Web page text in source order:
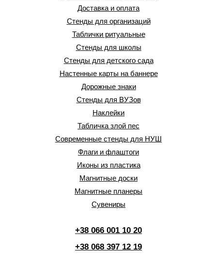
Доставка и оплата
Стенды для организаций
Таблички ритуальные
Стенды для школы
Стенды для детского сада
Настенные карты на баннере
Дорожные знаки
Стенды для ВУЗов
Наклейки
Табличка злой пес
Современные стенды для НУШ
Флаги и флаштоги
Иконы из пластика
Магнитные доски
Магнитные планеры
Сувениры
+38 066 001 10 20
+38 068 397 12 19